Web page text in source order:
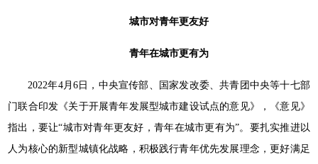
城市对青年更友好
青年在城市更有为
2022年4月6日，中央宣传部、国家发改委、共青团中央等十七部
门联合印发《关于开展青年发展型城市建设试点的意见》，《意见》
指出，要让“城市对青年更友好，青年在城市更有为”。要扎实推进以
人为核心的新型城镇化战略，积极践行青年优先发展理念，更好满足